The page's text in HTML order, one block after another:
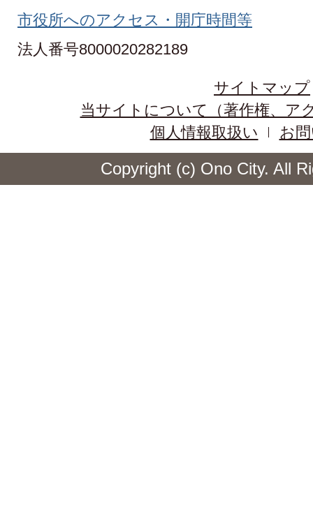
市役所へのアクセス・開庁時間等
法人番号8000020282189
サイトマップ
当サイトについて（著作権、ア
個人情報取扱い
お
Copyright (c) Ono City. All